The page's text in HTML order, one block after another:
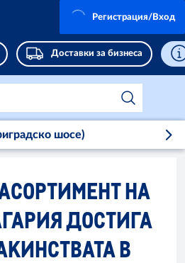
Доставки за бизнеса
Регистрация/Вход
шосе)
НА
ДОСТИГА
В